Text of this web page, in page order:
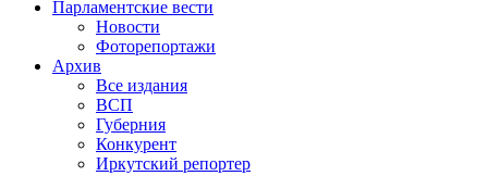
Парламентские вести
Новости
Фоторепортажи
Архив
Все издания
ВСП
Губерния
Конкурент
Иркутский репортер